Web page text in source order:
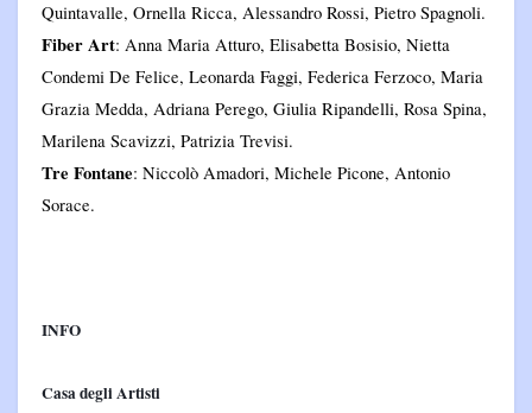
Quintavalle, Ornella Ricca, Alessandro Rossi, Pietro Spagnoli.
Fiber Art: Anna Maria Atturo, Elisabetta Bosisio, Nietta
Condemi De Felice, Leonarda Faggi, Federica Ferzoco, Maria
Grazia Medda, Adriana Perego, Giulia Ripandelli, Rosa Spina,
Marilena Scavizzi, Patrizia Trevisi.
Tre Fontane: Niccolò Amadori, Michele Picone, Antonio
Sorace.
INFO
Casa degli Artisti